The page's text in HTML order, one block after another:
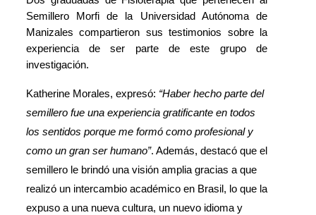
Semillero Morfi de la Universidad Autónoma de
Manizales compartieron sus testimonios sobre la
experiencia de ser parte de este grupo de
investigación.
Katherine Morales, expresó: “Haber hecho parte del
semillero fue una experiencia gratificante en todos
los sentidos porque me formó como profesional y
como un gran ser humano”. Además, destacó que el
semillero le brindó una visión amplia gracias a que
realizó un intercambio académico en Brasil, lo que la
expuso a una nueva cultura, un nuevo idioma y